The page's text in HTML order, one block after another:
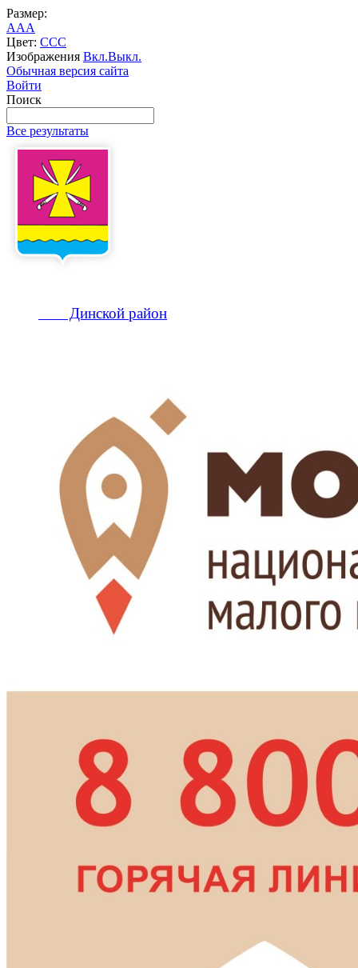
Размер:
AAA
Цвет: CCC
Изображения Вкл.Выкл.
Обычная версия сайта
Войти
Поиск
Все результаты
Динской район